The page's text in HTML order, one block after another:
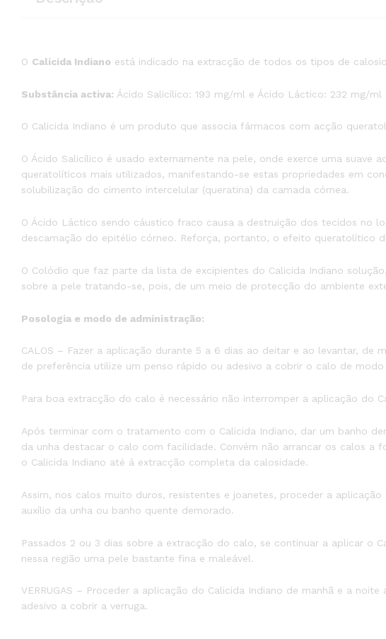
O Calicida Indiano está indicado na extracção de todos os tipos de
Substância activa: Ácido Salicílico: 193 mg/ml e Ácido Láctico: 232 mg/ml
O Calicida Indiano é um produto que associa fármacos com acção
O Ácido Salicílico é usado externamente na pele, onde exerce uma
queratolíticos mais utilizados, manifestando-se estas propriedades em
solubilização do cimento intercelular (queratina) da camada córnea.
O Ácido Láctico sendo cáustico fraco causa a destruição dos tecidos no
descamação do epitélio córneo. Reforça, portanto, o efeito queratolítico
O Colódio que faz parte da lista de excipientes do Calicida Indiano
sobre a pele tratando-se, pois, de um meio de protecção do ambiente
Posologia e modo de administração:
CALOS – Fazer a aplicação durante 5 a 6 dias ao deitar e ao levantar, de
de preferência utilize um penso rápido ou adesivo a cobrir o calo de
Para boa extracção do calo é necessário não interromper a aplicação do
Após terminar com o tratamento com o Calicida Indiano, dar um banho
da unha destacar o calo com facilidade. Convém não arrancar os calos a
o Calicida Indiano até á extracção completa da calosidade.
Assim, nos calos muito duros, resistentes e joanetes, proceder a
auxílio da unha ou banho quente demorado.
Passados 2 ou 3 dias sobre a extracção do calo, se continuar a aplicar
nessa região uma pele bastante fina e maleável.
VERRUGAS – Proceder a aplicação do Calicida Indiano de manhã e a
adesivo a cobrir a verruga.